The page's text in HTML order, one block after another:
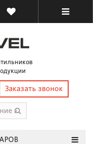
Заказать звонок